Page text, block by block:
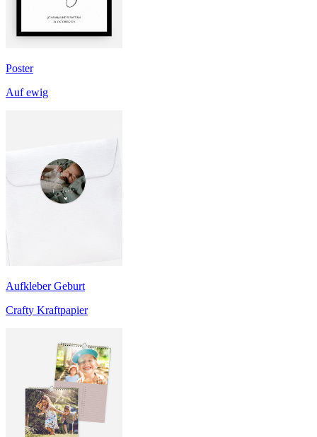
Poster
Auf ewig
Aufkleber Geburt
Crafty Kraftpapier